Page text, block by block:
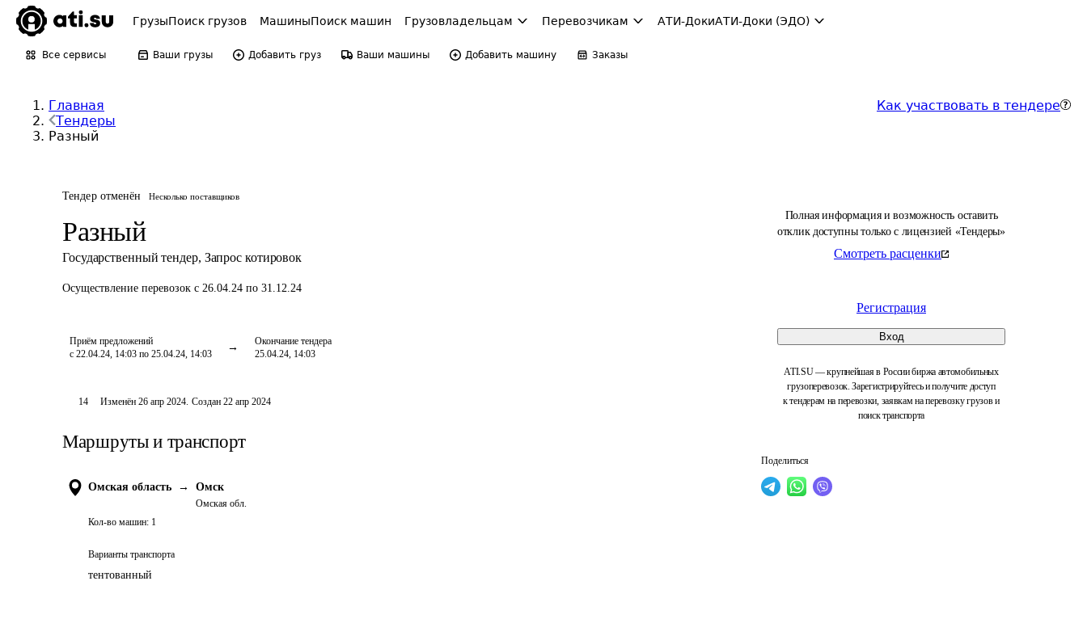
ГрузыПоиск грузов МашиныПоиск машин Грузовладельцам Перевозчикам АТИ-ДокиАТИ-Доки (ЭДО)
Все сервисы Ваши грузы Добавить груз Ваши машины Добавить машину Заказы
Главная
Тендеры
Разный
Как участвовать в тендере
Тендер отменён Несколько поставщиков
Разный
Государственный тендер, Запрос котировок
Осуществление перевозок с 26.04.24 по 31.12.24
Приём предложений
с 22.04.24, 14:03 по 25.04.24, 14:03
Окончание тендера
25.04.24, 14:03
Полная информация и возможность оставить
отклик доступны только с лицензией «Тендеры»
Смотреть расценки
Регистрация
Вход
ATI.SU — крупнейшая в России биржа автомобильных
грузоперевозок. Зарегистрируйтесь и получите доступ
к тендерам на перевозки, заявкам на перевозку грузов и
поиск транспорта
Поделиться
14 Изменён26 апр 2024. Создан 22 апр 2024
Маршруты и транспорт
Омская область → Омск
Омская обл.
Кол-во машин: 1
Варианты транспорта
тентованный